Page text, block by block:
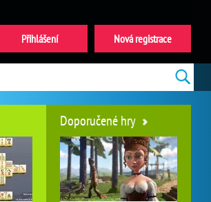
Doporučené hry
Nová registrace
Přihlášení